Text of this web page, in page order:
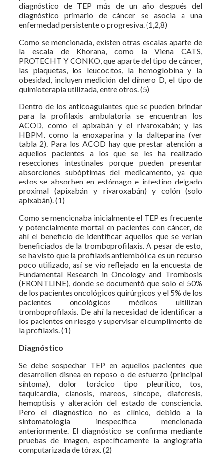
diagnóstico de TEP más de un año después del
diagnóstico primario de cáncer se asocia a una
enfermedad persistente o progresiva. (1,2,8)
Como se mencionada, existen otras escalas aparte de
la escala de Khorana, como la Viena CATS,
PROTECHT Y CONKO, que aparte del tipo de cáncer,
las plaquetas, los leucocitos, la hemoglobina y la
obesidad, incluyen medición del dímero D, el tipo de
quimioterapia utilizada, entre otros. (5)
Dentro de los anticoagulantes que se pueden brindar
para la profilaxis ambulatoria se encuentran los
ACOD, como el apixabán y el rivaroxabán; y las
HBPM, como la enoxaparina y la dalteparina (ver
tabla 2). Para los ACOD hay que prestar atención a
aquellos pacientes a los que se les ha realizado
resecciones intestinales porque pueden presentar
absorciones subóptimas del medicamento, ya que
estos se absorben en estómago e intestino delgado
proximal (apixabán y rivaroxabán) y colón (solo
apixabán). (1)
Como se mencionaba inicialmente el TEP es frecuente
y potencialmente mortal en pacientes con cáncer, de
ahí el beneficio de identificar aquellos que se verían
beneficiados de la tromboprofilaxis. A pesar de esto,
se ha visto que la profilaxis antiembólica es un recurso
poco utilizado, así se vio reflejado en la encuesta de
Fundamental Research in Oncology and Trombosis
(FRONTLINE), donde se documentó que solo el 50%
de los pacientes oncológicos quirúrgicos y el 5% de los
pacientes oncológicos médicos ultilizan
tromboprofilaxis. De ahí la necesidad de identificar a
los pacientes en riesgo y supervisar el cumplimento de
la profilaxis. (1)
Diagnóstico
Se debe sospechar TEP en aquellos pacientes que
desarrollen disnea en reposo o de esfuerzo (principal
síntoma), dolor torácico tipo pleurítico, tos,
taquicardia, cianosis, mareos, síncope, diaforesis,
hemoptisis y alteración del estado de consciencia.
Pero el diagnóstico no es clínico, debido a la
sintomatología inespecífica mencionada
anteriormente. El diagnóstico se confirma mediante
pruebas de imagen, específicamente la angiografía
computarizada de tórax. (2)